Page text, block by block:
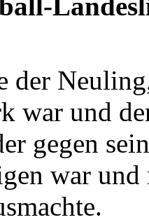
der
war und
gegen
war